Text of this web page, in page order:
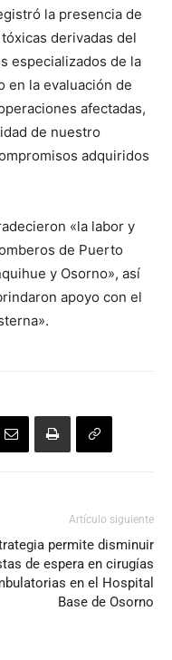
la presencia de
derivadas del
especializados de la
en la evaluación de
afectadas,
de nuestro
adquiridos
«la labor y
de Puerto
y Osorno», así
apoyo con el
Artículo siguiente
permite disminuir
de espera en cirugías
en el Hospital
Base de Osorno